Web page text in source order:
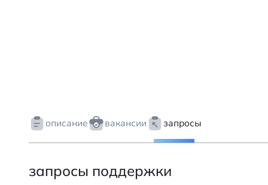
описание вакансии запросы
запросы поддержки